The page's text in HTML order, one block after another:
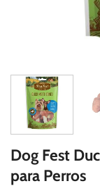
Dog Fest
para Perros